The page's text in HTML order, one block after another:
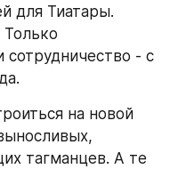
для Тиатары.
Только
сотрудничество - с
на новой
тагманцев. А те